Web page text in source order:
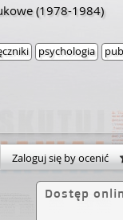
(1978-1984)
psychologia
Zaloguj się by ocenić
Dostęp